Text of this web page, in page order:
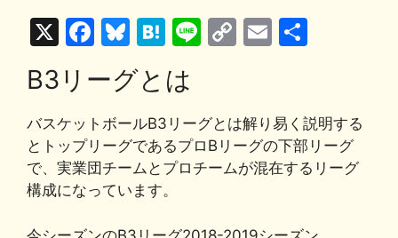
X
F
c
e
b
o
o
k
Bl
u
e
s
k
y
H
e
n
a
Li C
y
Li
n
E
l
B3リーグとは
バスケットボールB3リーグとは解り易く説明する
とトップリーグであるプロBリーグの下部リーグ
で、実業団チームとプロチームが混在するリーグ
構成になっています。